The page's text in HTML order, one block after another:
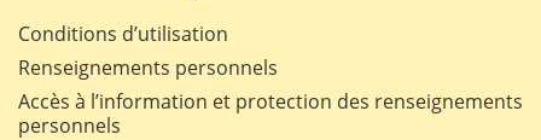
Conditions d’utilisation
Renseignements personnels
Accès à l’information et protection des renseignements
personnels